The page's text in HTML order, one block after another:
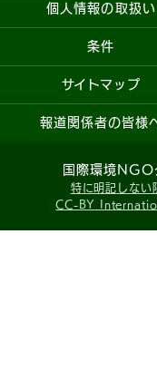
個人情報の取扱い
条件
サイトマップ
報道関係者の皆様
国際環境NGO
特に明記しない
CC-BY